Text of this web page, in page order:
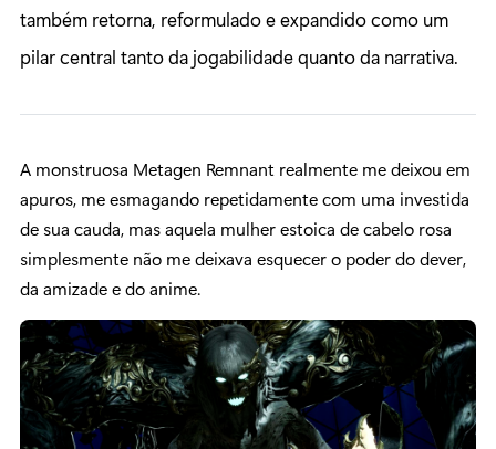
também retorna, reformulado e expandido como um
pilar central tanto da jogabilidade quanto da narrativa.
A monstruosa Metagen Remnant realmente me deixou em
apuros, me esmagando repetidamente com uma investida
de sua cauda, mas aquela mulher estoica de cabelo rosa
simplesmente não me deixava esquecer o poder do dever,
da amizade e do anime.